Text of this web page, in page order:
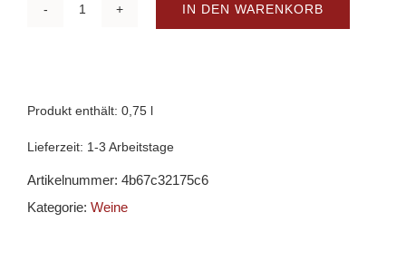
Domaine
de
Figuière
IN DEN WARENKORB
Produkt enthält: 0,75
Lieferzeit: 1-3 Arbeitstage
Artikelnummer: 4b67c32175c6
Kategorie: Weine